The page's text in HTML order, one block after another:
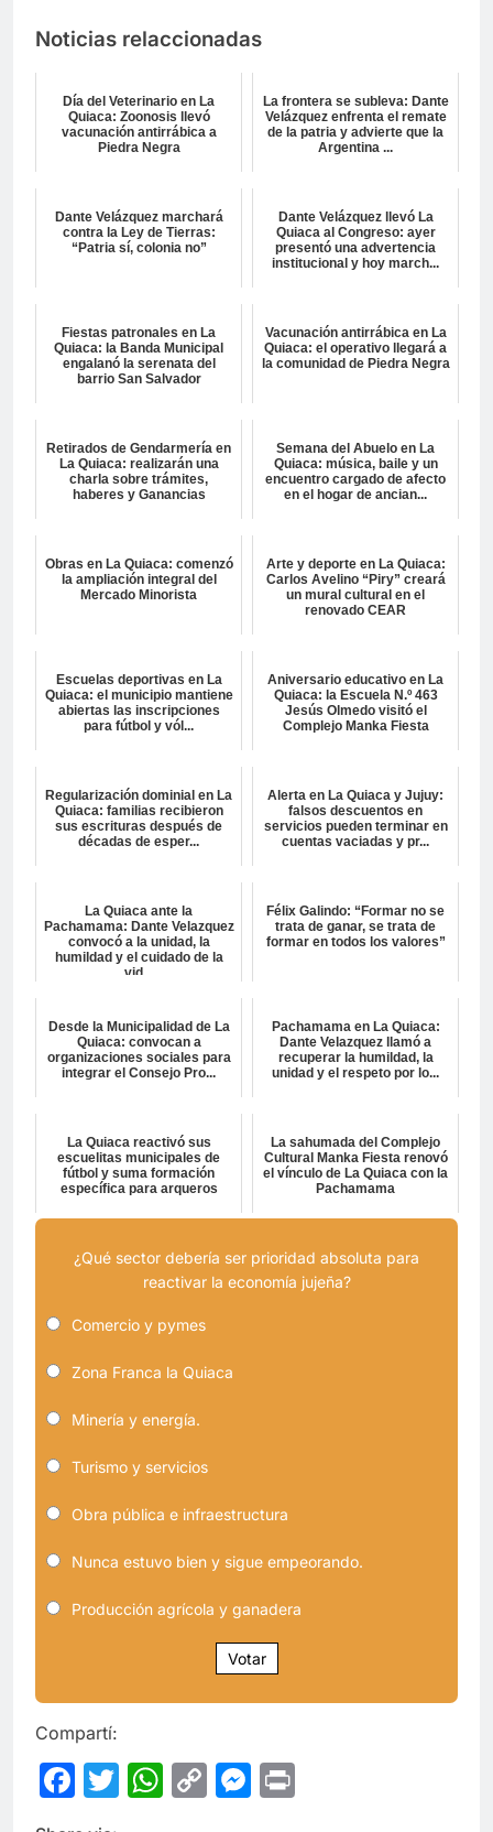
Noticias relaccionadas
Día del Veterinario en La
Quiaca: Zoonosis llevó
vacunación antirrábica a
Piedra Negra
La frontera se subleva: Dante
Velázquez enfrenta el remate
de la patria y advierte que la
Argentina ...
Dante Velázquez marchará
contra la Ley de Tierras:
“Patria sí, colonia no”
Dante Velázquez llevó La
Quiaca al Congreso: ayer
presentó una advertencia
institucional y hoy march...
Fiestas patronales en La
Quiaca: la Banda Municipal
engalanó la serenata del
barrio San Salvador
Vacunación antirrábica en La
Quiaca: el operativo llegará a
la comunidad de Piedra Negra
Retirados de Gendarmería en
La Quiaca: realizarán una
charla sobre trámites,
haberes y Ganancias
Semana del Abuelo en La
Quiaca: música, baile y un
encuentro cargado de afecto
en el hogar de ancian...
Obras en La Quiaca: comenzó
la ampliación integral del
Mercado Minorista
Arte y deporte en La Quiaca:
Carlos Avelino “Piry” creará
un mural cultural en el
renovado CEAR
Escuelas deportivas en La
Quiaca: el municipio mantiene
abiertas las inscripciones
para fútbol y vól...
Aniversario educativo en La
Quiaca: la Escuela N.º 463
Jesús Olmedo visitó el
Complejo Manka Fiesta
Regularización dominial en La
Quiaca: familias recibieron
sus escrituras después de
décadas de esper...
Alerta en La Quiaca y Jujuy:
falsos descuentos en
servicios pueden terminar en
cuentas vaciadas y pr...
La Quiaca ante la
Pachamama: Dante Velazquez
convocó a la unidad, la
humildad y el cuidado de la
vid...
Félix Galindo: “Formar no se
trata de ganar, se trata de
formar en todos los valores”
Desde la Municipalidad de La
Quiaca: convocan a
organizaciones sociales para
integrar el Consejo Pro...
Pachamama en La Quiaca:
Dante Velazquez llamó a
recuperar la humildad, la
unidad y el respeto por lo...
La Quiaca reactivó sus
escuelitas municipales de
fútbol y suma formación
específica para arqueros
La sahumada del Complejo
Cultural Manka Fiesta renovó
el vínculo de La Quiaca con la
Pachamama
¿Qué sector debería ser prioridad absoluta para
reactivar la economía jujeña?
Comercio y pymes
Zona Franca la Quiaca
Minería y energía.
Turismo y servicios
Obra pública e infraestructura
Nunca estuvo bien y sigue empeorando.
Producción agrícola y ganadera
Votar
Compartí:
Facebook
Twitter
WhatsApp
CopyMessenger